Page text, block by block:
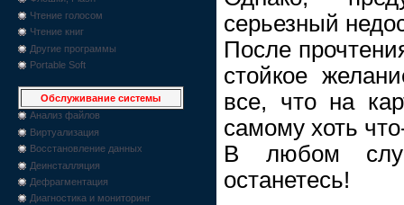
Чтение голосом
Чтение книг
Другие программы
Portable Soft
Обслуживание системы
Анализ файлов
Виртуализация
Восстановление данных
Деинсталляция
Дефрагментация
Диагностика и мониторинг
серьезный
После
стойкое
все, что на
самому хоть
В любом
останетесь!